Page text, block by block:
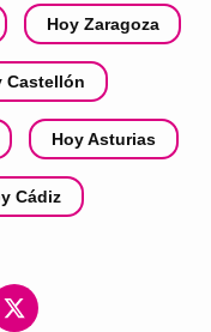
Hoy Zaragoza
Castellón
Hoy Asturias
Cádiz